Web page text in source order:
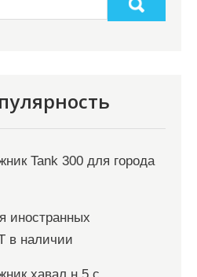
Tank 300 для города
иностранных
в наличии